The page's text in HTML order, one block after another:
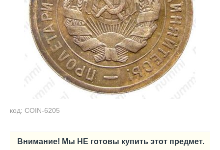
код: COIN-6205
Внимание! Мы НЕ готовы купить этот предмет.